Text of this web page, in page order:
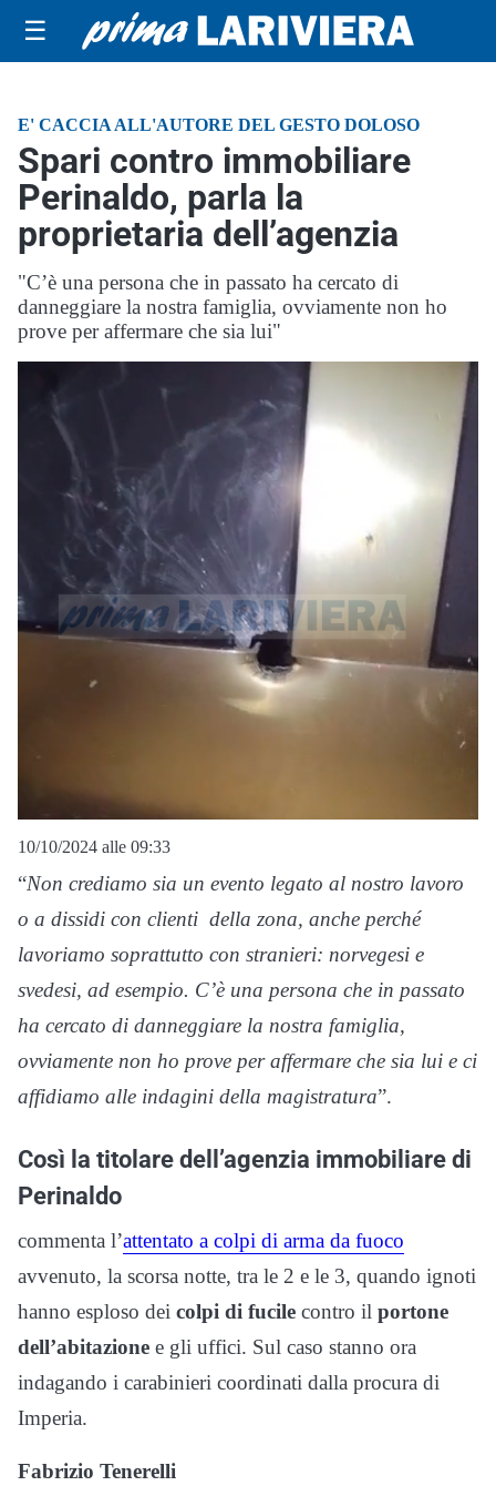
☰
E' CACCIA ALL'AUTORE DEL GESTO DOLOSO
Spari contro immobiliare
Perinaldo, parla la
proprietaria dell’agenzia
"C’è una persona che in passato ha cercato di
danneggiare la nostra famiglia, ovviamente non ho
prove per affermare che sia lui"
10/10/2024 alle 09:33
“Non crediamo sia un evento legato al nostro lavoro
o a dissidi con clienti della zona, anche perché
lavoriamo soprattutto con stranieri: norvegesi e
svedesi, ad esempio. C’è una persona che in passato
ha cercato di danneggiare la nostra famiglia,
ovviamente non ho prove per affermare che sia lui e ci
affidiamo alle indagini della magistratura”.
Così la titolare dell’agenzia immobiliare di
Perinaldo
commenta l’attentato a colpi di arma da fuoco
avvenuto, la scorsa notte, tra le 2 e le 3, quando ignoti
hanno esploso dei colpi di fucile contro il portone
dell’abitazione e gli uffici. Sul caso stanno ora
indagando i carabinieri coordinati dalla procura di
Imperia.
Fabrizio Tenerelli